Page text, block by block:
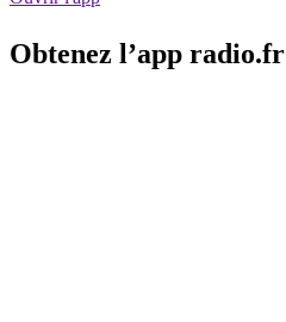
Obtenez l’app